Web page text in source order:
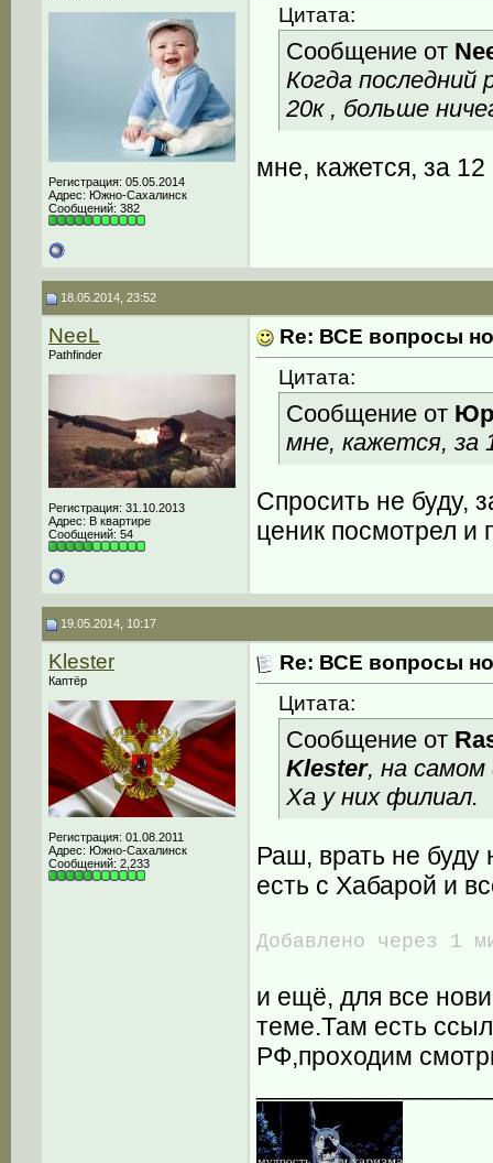
Регистрация: 05.05.2014
Адрес: Южно-Сахалинск
Сообщений: 382
Цитата:
Сообщение от
Когда
20к , больше
мне, кажется, за 12
18.05.2014, 23:52
NeeL
Pathfinder
Регистрация: 31.10.2013
Адрес: В квартире
Сообщений: 54
Re: ВСЕ вопросы
Цитата:
Сообщение от
мне, кажется, за
Спросить не буду,
ценик посмотрел
19.05.2014, 10:17
Klester
Каптёр
Регистрация: 01.08.2011
Адрес: Южно-Сахалинск
Сообщений: 2,233
Re: ВСЕ вопросы
Цитата:
Сообщение от
Klester, на самом
Ха у них филиал.
Раш, врать не буду
есть с Хабарой и
Добавлено через 1
и ещё, для все
теме.Там есть
РФ,проходим